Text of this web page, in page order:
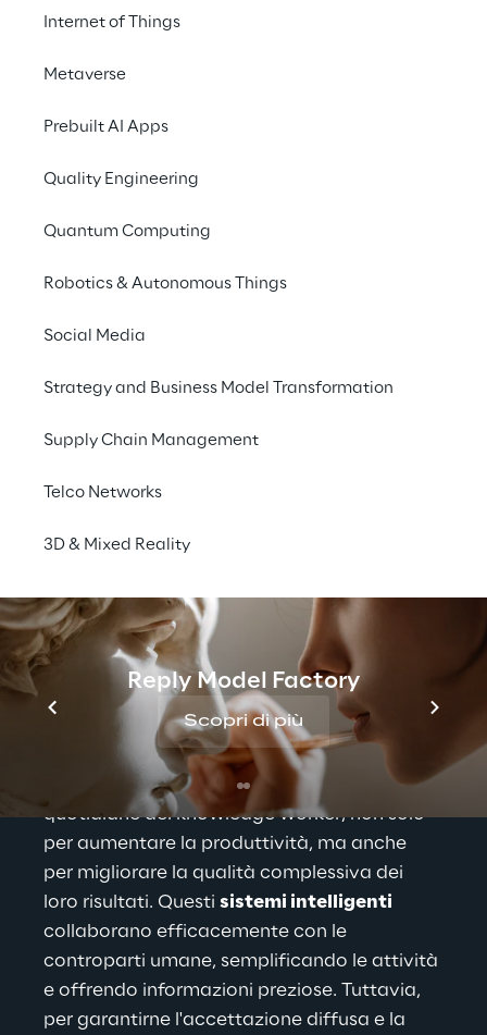
Internet of Things
Metaverse
Prebuilt AI Apps
Quality Engineering
Quantum Computing
Robotics & Autonomous Things
Social Media
Strategy and Business Model Transformation
Supply Chain Management
Telco Networks
3D & Mixed Reality
Reply Model Factory
Scopri di più
software
Adotta i copilot nella tua
organizzazione
Scopri di più
copilot sono alleati indispensabili, che si
integrano perfettamente nelle attività
quotidiane dei knowledge worker, non solo
per aumentare la produttività, ma anche
per migliorare la qualità complessiva dei
loro risultati. Questi sistemi intelligenti
collaborano efficacemente con le
controparti umane, semplificando le attività
e offrendo informazioni preziose. Tuttavia,
per garantirne l'accettazione diffusa e la